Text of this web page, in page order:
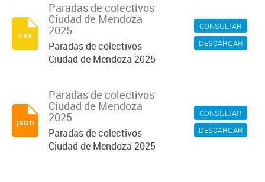
CONSULTAR
DESCARGAR
Paradas de colectivos
Ciudad de Mendoza
2025
Paradas de colectivos
Ciudad de Mendoza 2025
csv
CONSULTAR
DESCARGAR
Paradas de colectivos
Ciudad de Mendoza
2025
Paradas de colectivos
Ciudad de Mendoza 2025
json